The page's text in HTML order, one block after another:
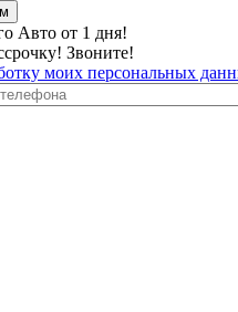
Авто от 1 дня!
Звоните!
моих персональных